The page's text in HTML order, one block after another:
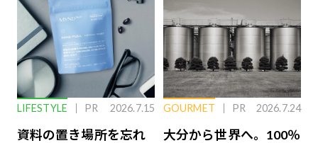
LIFESTYLE PR 2026.7.15
資料の置き場所を忘れ
GOURMET PR 2026.7.24
大分から世界へ。100％